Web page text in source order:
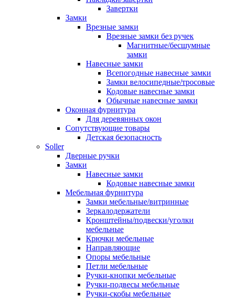
Завертки
Замки
Врезные замки
Врезные замки без ручек
Магнитные/бесшумные
замки
Навесные замки
Всепогодные навесные замки
Замки велосипедные/тросовые
Кодовые навесные замки
Обычные навесные замки
Оконная фурнитура
Для деревянных окон
Сопутствующие товары
Детская безопасность
Soller
Дверные ручки
Замки
Навесные замки
Кодовые навесные замки
Мебельная фурнитура
Замки мебельные/витринные
Зеркалодержатели
Кронштейны/подвески/уголки
мебельные
Крючки мебельные
Направляющие
Опоры мебельные
Петли мебельные
Ручки-кнопки мебельные
Ручки-подвесы мебельные
Ручки-скобы мебельные